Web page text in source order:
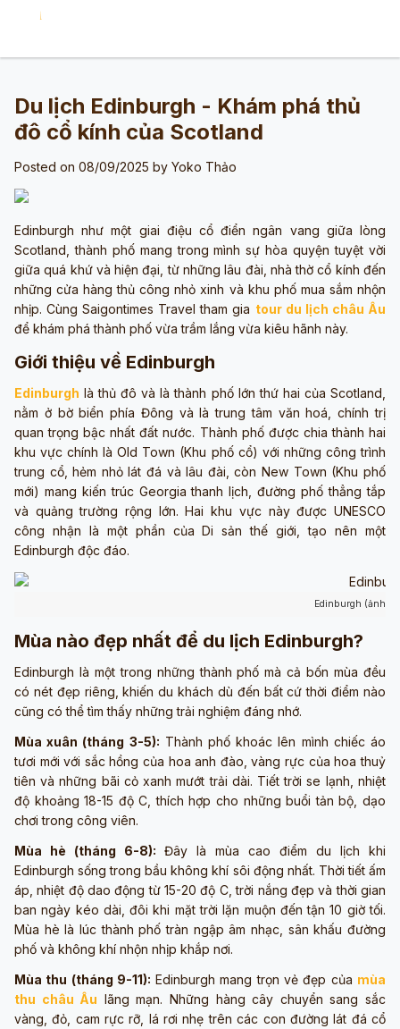
Du lịch Edinburgh - Khám phá thủ
đô cổ kính của Scotland
Posted on 08/09/2025 by Yoko Thảo
Edinburgh như một giai điệu cổ điển ngân vang giữa lòng
Scotland, thành phố mang trong mình sự hòa quyện tuyệt vời
giữa quá khứ và hiện đại, từ những lâu đài, nhà thờ cổ kính đến
những cửa hàng thủ công nhỏ xinh và khu phố mua sắm nhộn
nhịp. Cùng Saigontimes Travel tham gia tour du lịch châu Âu
để khám phá thành phố vừa trầm lắng vừa kiêu hãnh này.
Giới thiệu về Edinburgh
Edinburgh là thủ đô và là thành phố lớn thứ hai của Scotland,
nằm ở bờ biển phía Đông và là trung tâm văn hoá, chính trị
quan trọng bậc nhất đất nước. Thành phố được chia thành hai
khu vực chính là Old Town (Khu phố cổ) với những công trình
trung cổ, hẻm nhỏ lát đá và lâu đài, còn New Town (Khu phố
mới) mang kiến trúc Georgia thanh lịch, đường phố thẳng tắp
và quảng trường rộng lớn. Hai khu vực này được UNESCO
công nhận là một phần của Di sản thế giới, tạo nên một
Edinburgh độc đáo.
Edinburgh (ảnh
Mùa nào đẹp nhất để du lịch Edinburgh?
Edinburgh là một trong những thành phố mà cả bốn mùa đều
có nét đẹp riêng, khiến du khách dù đến bất cứ thời điểm nào
cũng có thể tìm thấy những trải nghiệm đáng nhớ.
Mùa xuân (tháng 3-5): Thành phố khoác lên mình chiếc áo
tươi mới với sắc hồng của hoa anh đào, vàng rực của hoa thuỷ
tiên và những bãi cỏ xanh mướt trải dài. Tiết trời se lạnh, nhiệt
độ khoảng 18-15 độ C, thích hợp cho những buổi tản bộ, dạo
chơi trong công viên.
Mùa hè (tháng 6-8): Đây là mùa cao điểm du lịch khi
Edinburgh sống trong bầu không khí sôi động nhất. Thời tiết ấm
áp, nhiệt độ dao động từ 15-20 độ C, trời nắng đẹp và thời gian
ban ngày kéo dài, đôi khi mặt trời lặn muộn đến tận 10 giờ tối.
Mùa hè là lúc thành phố tràn ngập âm nhạc, sân khấu đường
phố và không khí nhộn nhịp khắp nơi.
Mùa thu (tháng 9-11): Edinburgh mang trọn vẻ đẹp của mùa
thu châu Âu lãng mạn. Những hàng cây chuyển sang sắc
vàng, đỏ, cam rực rỡ, lá rơi nhẹ trên các con đường lát đá cổ